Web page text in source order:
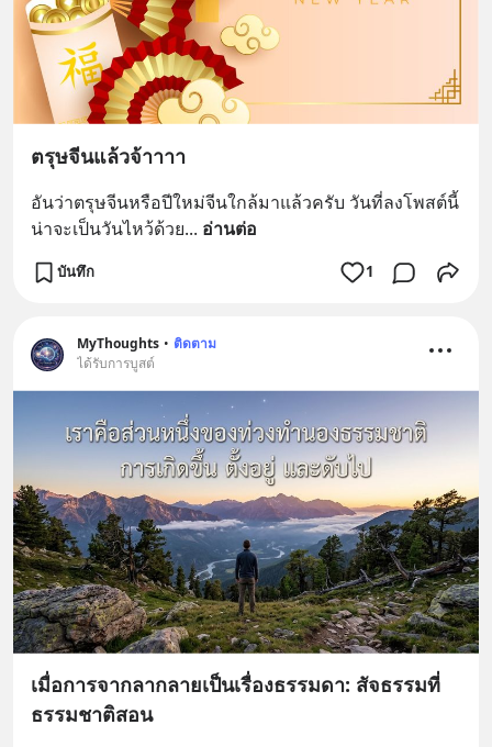
ตรุษจีนแล้วจ้าาาา
อันว่าตรุษจีนหรือปีใหม่จีนใกล้มาแล้วครับ วันที่ลงโพสต์นี้
น่าจะเป็นวันไหว้ด้วย... อ่านต่อ
บันทึก 1
MyThoughts • ติดตาม
ได้รับการบูสต์
เมื่อการจากลากลายเป็นเรื่องธรรมดา: สัจธรรมที่
ธรรมชาติสอน